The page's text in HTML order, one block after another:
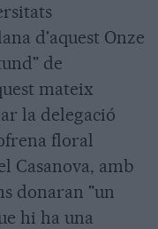
d'aquest Onze
de
mateix
la delegació
floral
Casanova, amb
donaran "un
hi ha una